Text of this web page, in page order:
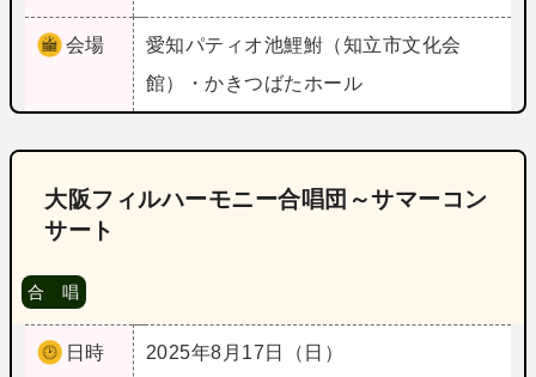
会場 愛知パティオ池鯉鮒（知立市文化会
館）・かきつばたホール
大阪フィルハーモニー合唱団～サマーコン
サート
合 唱
日時
2025年8月17日（日）